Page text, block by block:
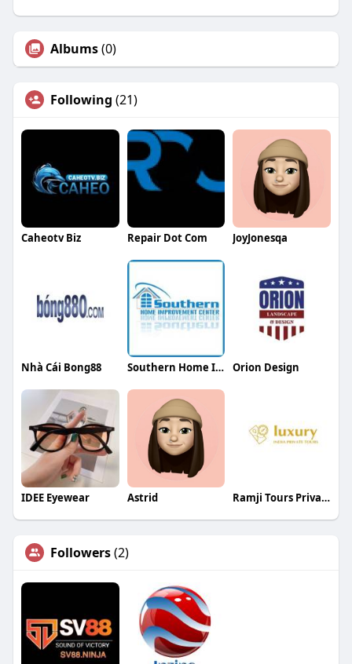
Albums(0)
Following (21)
Caheotv Biz Repair Dot Com JoyJonesqa
Nhà Cái Bong88 Southern Home Improvement Center Orion Design
IDEE Eyewear Astrid Ramji Tours Private Limited
Followers(2)